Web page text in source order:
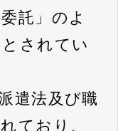
託」のよ
されてい
遣法及び職
ており、